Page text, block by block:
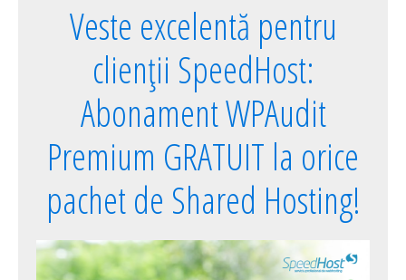
Veste excelentă pentru
clienții SpeedHost:
Abonament WPAudit
Premium GRATUIT la orice
pachet de Shared Hosting!